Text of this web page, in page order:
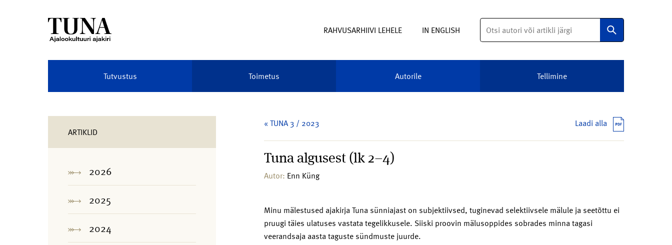
RAHVUSARHIIVI LEHELE IN ENGLISH
Otsi
Tutvustus Toimetus Autorile Tellimine
ARTIKLID
2026
2025
2024
« TUNA 3 / 2023 Laadi alla
Tuna algusest (lk 2–4)
Autor: Enn Küng
Minu mälestused ajakirja Tuna sünniajast on subjektiivsed, tuginevad selektiivsele mälule ja seetõttu ei
pruugi täies ulatuses vastata tegelikkusele. Siiski proovin mälusoppides sobrades minna tagasi
veerandsaja aasta taguste sündmuste juurde.